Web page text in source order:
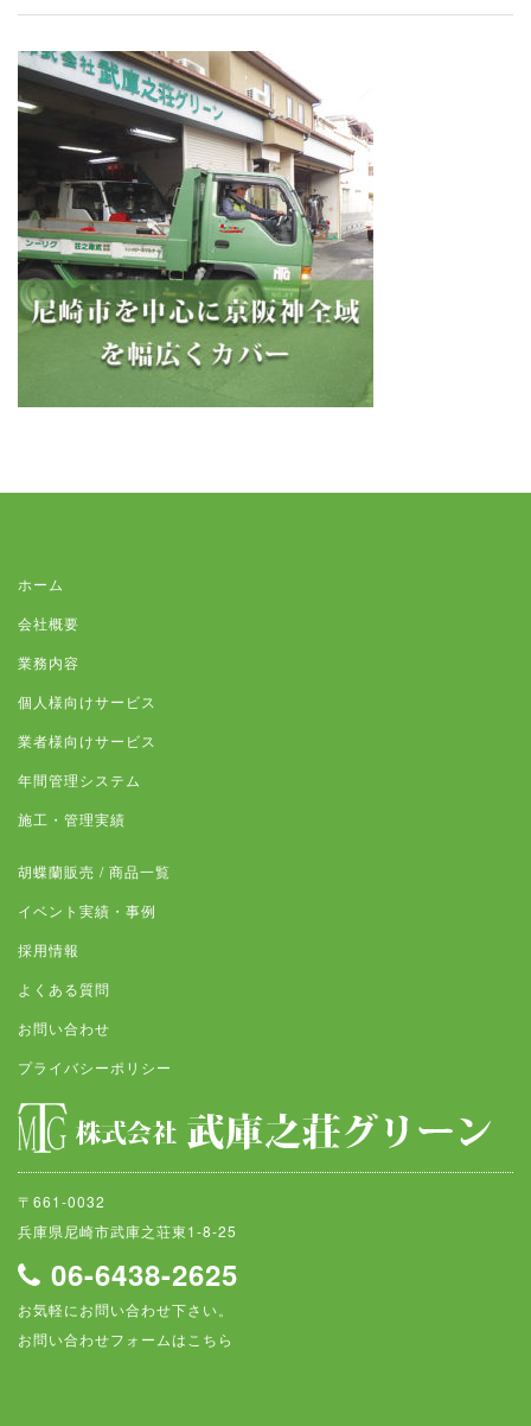
ホーム
会社概要
業務内容
個人様向けサービス
業者様向けサービス
年間管理システム
施工・管理実績
胡蝶蘭販売 / 商品一覧
イベント実績・事例
採用情報
よくある質問
お問い合わせ
プライバシーポリシー
〒661-0032
兵庫県尼崎市武庫之荘東1-8-25
06-6438-2625
お気軽にお問い合わせ下さい。
お問い合わせフォームはこちら